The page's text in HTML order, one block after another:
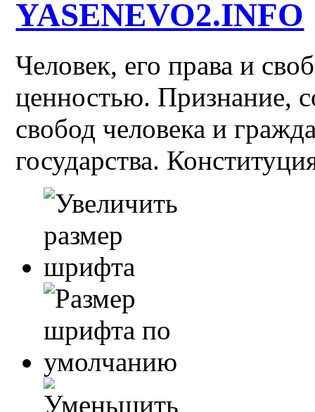
YASENEVO2.INFO
Человек, его права и
ценностью. Признание,
свобод человека и
государства.